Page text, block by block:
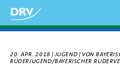
zum
Inhalt
20. APR. 2018 | JUGEND | VON
RUDERJUGEND/BAYERISCHER